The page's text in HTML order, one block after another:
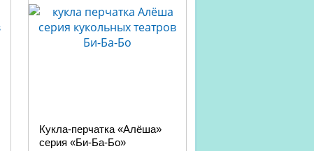
Кукла-перчатка «Алёша»
серия «Би-Ба-Бо»